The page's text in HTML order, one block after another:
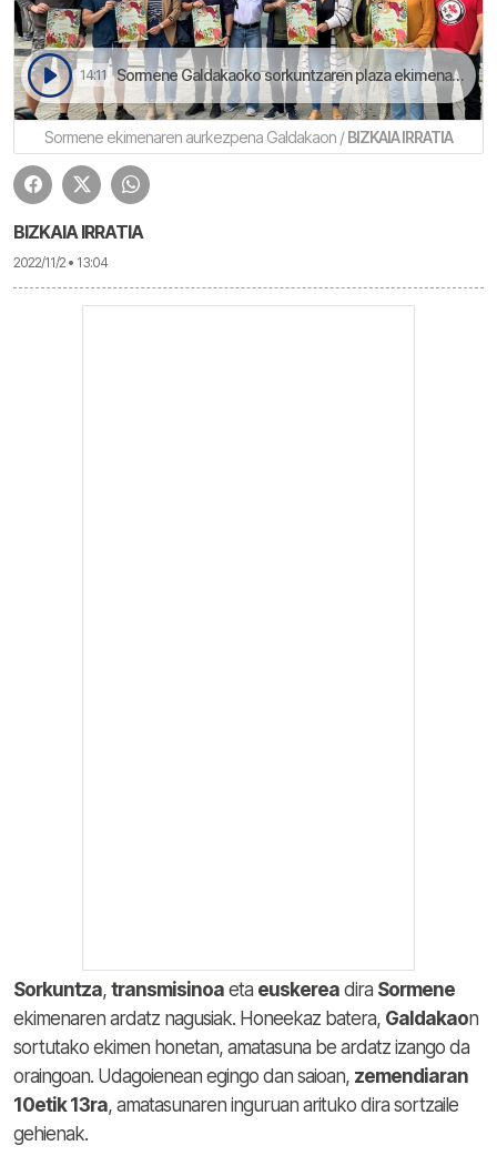
14:11 Sormene Galdakaoko sorkuntzaren plaza ekimenaren edizino barri bat egingo da zemendiaren 10etik 13ra | Kultura
Sormene ekimenaren aurkezpena Galdakaon /BIZKAIA IRRATIA
BIZKAIA IRRATIA
2022/11/2 • 13:04
Sorkuntza, transmisinoa eta euskerea dira Sormene
ekimenaren ardatz nagusiak. Honeekaz batera, Galdakaon
sortutako ekimen honetan, amatasuna be ardatz izango da
oraingoan. Udagoienean egingo dan saioan, zemendiaran
10etik 13ra, amatasunaren inguruan arituko dira sortzaile
gehienak.